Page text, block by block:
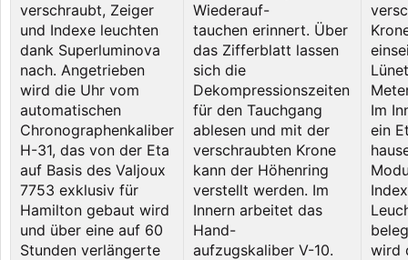
verschraubt, Zeiger
und Indexe leuchten
dank Superluminova
nach. Angetrieben
wird die Uhr vom
automatischen
Chronographenkaliber
H-31, das von der Eta
auf Basis des Valjoux
7753 exklusiv für
Hamilton gebaut wird
und über eine auf 60
Stunden verlängerte
Wiederauf-
tauchen erinnert. Über
das Zifferblatt lassen
sich die
Dekompressionszeiten
für den Tauchgang
ablesen und mit der
verschraubten Krone
kann der Höhenring
verstellt werden. Im
Innern arbeitet das
Hand-
aufzugskaliber V-10.
Im
ein
wird